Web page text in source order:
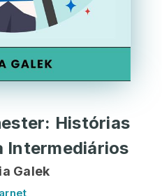
Histórias
Intermediários
Galek